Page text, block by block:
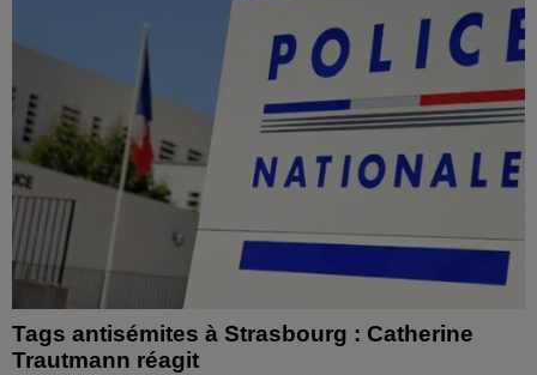
Tags antisémites à Strasbourg : Catherine
Trautmann réagit